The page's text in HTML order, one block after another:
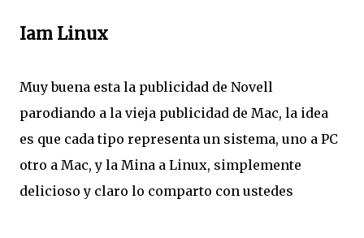
Iam Linux
Muy buena esta la publicidad de Novell
parodiando a la vieja publicidad de Mac, la idea
es que cada tipo representa un sistema, uno a PC
otro a Mac, y la Mina a Linux, simplemente
delicioso y claro lo comparto con ustedes